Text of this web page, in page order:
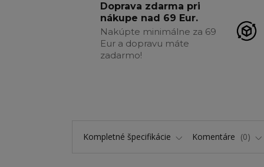
Doprava zdarma pri
nákupe nad 69 Eur.
Nakúpte minimálne za 69
Eur a dopravu máte
zadarmo!
Kompletné špecifikácie Komentáre 0